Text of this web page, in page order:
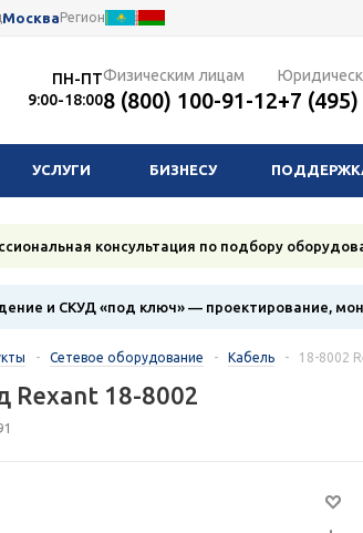
МоскваРегион
ПН-ПТ
9:00-18:00
Физическим лицам
8 (800) 100-91-12+7
УСЛУГИ БИЗНЕСУ
консультация по подбору
и СКУД «под ключ» — проектирование,
- Сетевое оборудование - Кабель - 18-8002
Rexant 18-8002